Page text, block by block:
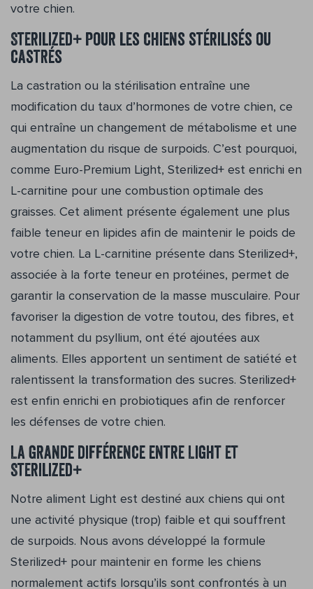
votre chien.
Sterilized+ pour les chiens stérilisés ou
castrés
La castration ou la stérilisation entraîne une
modification du taux d’hormones de votre chien, ce
qui entraîne un changement de métabolisme et une
augmentation du risque de surpoids. C’est pourquoi,
comme Euro-Premium Light, Sterilized+ est enrichi en
L-carnitine pour une combustion optimale des
graisses. Cet aliment présente également une plus
faible teneur en lipides afin de maintenir le poids de
votre chien. La L-carnitine présente dans Sterilized+,
associée à la forte teneur en protéines, permet de
garantir la conservation de la masse musculaire. Pour
favoriser la digestion de votre toutou, des fibres, et
notamment du psyllium, ont été ajoutées aux
aliments. Elles apportent un sentiment de satiété et
ralentissent la transformation des sucres. Sterilized+
est enfin enrichi en probiotiques afin de renforcer
les défenses de votre chien.
La grande différence entre Light et
Sterilized+
Notre aliment Light est destiné aux chiens qui ont
une activité physique (trop) faible et qui souffrent
de surpoids. Nous avons développé la formule
Sterilized+ pour maintenir en forme les chiens
normalement actifs lorsqu’ils sont confrontés à un